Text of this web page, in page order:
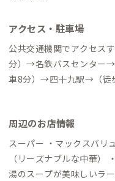
アクセス・駐車場
公共交通機関でアクセス
分）→名鉄バスセンター
車8分）→四十九駅→（徒歩5分）→到
伊賀神戸駅→（電車17分
近鉄大阪難波駅から →（
17分）→四十九駅→（徒歩5分）→到着
場合 ▼名古屋駅から →（
周辺のお店情報
スーパー ・マックスバリュー：徒歩7分
（リーズナブルな中華）
湯のスープが美味しいラ